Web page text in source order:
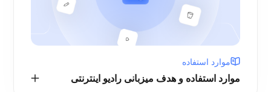
موارد استفاده
موارد استفاده و هدف میزبانی رادیو اینترنتی